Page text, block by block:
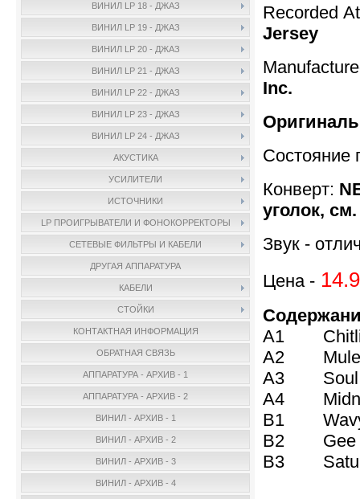
ВИНИЛ LP 18 - ДЖАЗ
ВИНИЛ LP 19 - ДЖАЗ
ВИНИЛ LP 20 - ДЖАЗ
ВИНИЛ LP 21 - ДЖАЗ
ВИНИЛ LP 22 - ДЖАЗ
ВИНИЛ LP 23 - ДЖАЗ
ВИНИЛ LP 24 - ДЖАЗ
АКУСТИКА
УСИЛИТЕЛИ
ИСТОЧНИКИ
LP ПРОИГРЫВАТЕЛИ И ФОНОКОРРЕКТОРЫ
СЕТЕВЫЕ ФИЛЬТРЫ И КАБЕЛИ
ДРУГАЯ АППАРАТУРА
КАБЕЛИ
СТОЙКИ
КОНТАКТНАЯ ИНФОРМАЦИЯ
ОБРАТНАЯ СВЯЗЬ
АППАРАТУРА - АРХИВ - 1
АППАРАТУРА - АРХИВ - 2
ВИНИЛ - АРХИВ - 1
ВИНИЛ - АРХИВ - 2
ВИНИЛ - АРХИВ - 3
ВИНИЛ - АРХИВ - 4
Recorded
Jersey
Inc.
Состояние
Конверт:
уголок,
Звук -
Цена -
A1
A2 Mule
A3 Soul
A4
B1 Wavy
B2 Gee
B3